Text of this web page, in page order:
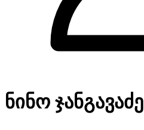
ნინო ჯანგავაძე